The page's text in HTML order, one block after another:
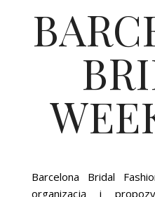
Barcelona Bridal
organizacją i